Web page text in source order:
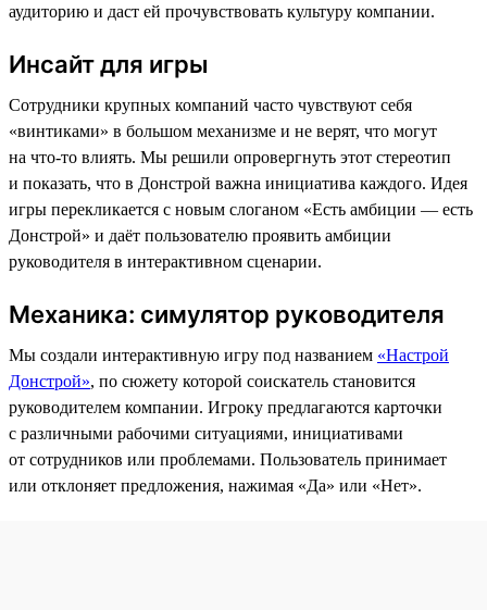
аудиторию и даст ей прочувствовать культуру компании.
Инсайт для игры
Сотрудники крупных компаний часто чувствуют себя
«винтиками» в большом механизме и не верят, что могут
на что-то влиять. Мы решили опровергнуть этот стереотип
и показать, что в Донстрой важна инициатива каждого. Идея
игры перекликается с новым слоганом «Есть амбиции — есть
Донстрой» и даёт пользователю проявить амбиции
руководителя в интерактивном сценарии.
Механика: симулятор руководителя
Мы создали интерактивную игру под названием «Настрой
Донстрой», по сюжету которой соискатель становится
руководителем компании. Игроку предлагаются карточки
с различными рабочими ситуациями, инициативами
от сотрудников или проблемами. Пользователь принимает
или отклоняет предложения, нажимая «Да» или «Нет».